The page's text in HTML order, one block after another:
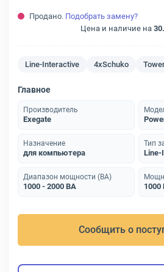
Продано. Подобрать замену?
Цена и наличие на
Line-Interactive 4xSchuko
Главное
Производитель
Exegate
Назначение
для компьютера
Тип
Line-
Диапазон мощности (ВА)
1000 - 2000 ВА 1000
Сообщить о